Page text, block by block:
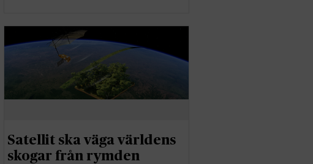
Satellit ska väga världens
skogar från rymden